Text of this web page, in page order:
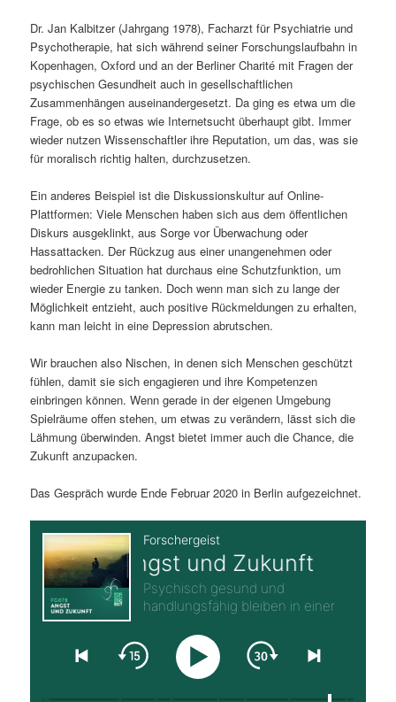
r
i
n
g
e
s
p
r
n
n
Dr. Jan Kalbitzer (Jahrgang 1978), Facharzt für Psychiatrie und
Psychotherapie, hat sich während seiner Forschungslaufbahn in
Kopenhagen, Oxford und an der Berliner Charité mit Fragen der
psychischen Gesundheit auch in gesellschaftlichen
Zusammenhängen auseinandergesetzt. Da ging es etwa um die
Frage, ob es so etwas wie Internetsucht überhaupt gibt. Immer
wieder nutzen Wissenschaftler ihre Reputation, um das, was sie
für moralisch richtig halten, durchzusetzen.
Ein anderes Beispiel ist die Diskussionskultur auf Online-
Plattformen: Viele Menschen haben sich aus dem öffentlichen
Diskurs ausgeklinkt, aus Sorge vor Überwachung oder
Hassattacken. Der Rückzug aus einer unangenehmen oder
bedrohlichen Situation hat durchaus eine Schutzfunktion, um
wieder Energie zu tanken. Doch wenn man sich zu lange der
Möglichkeit entzieht, auch positive Rückmeldungen zu erhalten,
kann man leicht in eine Depression abrutschen.
Wir brauchen also Nischen, in denen sich Menschen geschützt
fühlen, damit sie sich engagieren und ihre Kompetenzen
einbringen können. Wenn gerade in der eigenen Umgebung
Spielräume offen stehen, um etwas zu verändern, lässt sich die
Lähmung überwinden. Angst bietet immer auch die Chance, die
Zukunft anzupacken.
Das Gespräch wurde Ende Februar 2020 in Berlin aufgezeichnet.